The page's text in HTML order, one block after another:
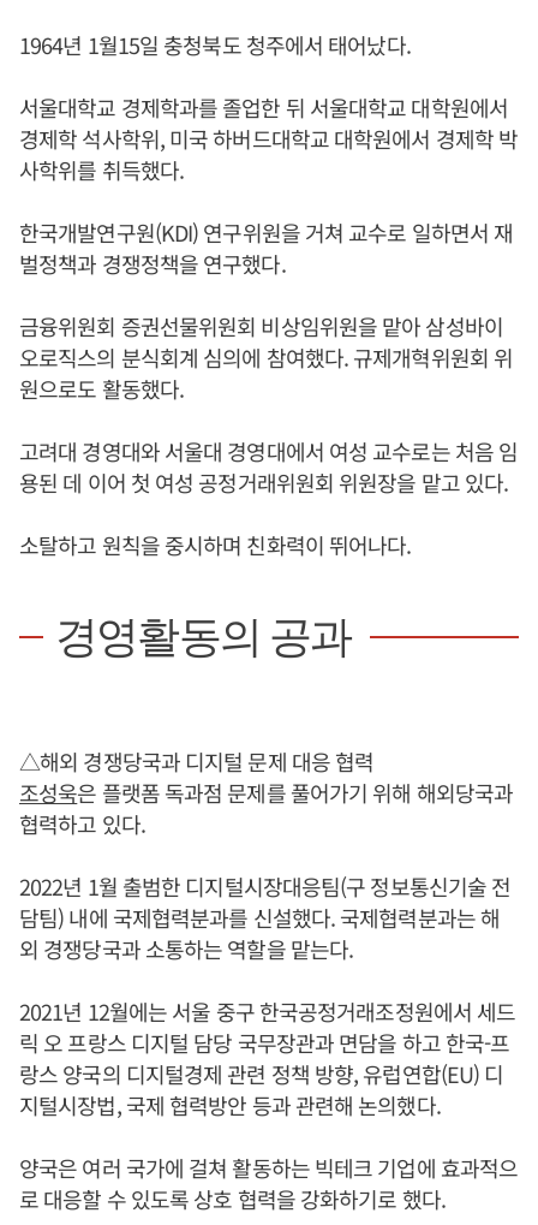
1964년 1월15일 충청북도 청주에서 태어났다.
서울대학교 경제학과를 졸업한 뒤 서울대학교 대학원에서
경제학 석사학위, 미국 하버드대학교 대학원에서 경제학 박
사학위를 취득했다.
한국개발연구원(KDI) 연구위원을 거쳐 교수로 일하면서 재
벌정책과 경쟁정책을 연구했다.
금융위원회 증권선물위원회 비상임위원을 맡아 삼성바이
오로직스의 분식회계 심의에 참여했다. 규제개혁위원회 위
원으로도 활동했다.
고려대 경영대와 서울대 경영대에서 여성 교수로는 처음 임
용된 데 이어 첫 여성 공정거래위원회 위원장을 맡고 있다.
소탈하고 원칙을 중시하며 친화력이 뛰어나다.
경영활동의 공과
△해외 경쟁당국과 디지털 문제 대응 협력
조성욱은 플랫폼 독과점 문제를 풀어가기 위해 해외당국과
협력하고 있다.
2022년 1월 출범한 디지털시장대응팀(구 정보통신기술 전
담팀) 내에 국제협력분과를 신설했다. 국제협력분과는 해
외 경쟁당국과 소통하는 역할을 맡는다.
2021년 12월에는 서울 중구 한국공정거래조정원에서 세드
릭 오 프랑스 디지털 담당 국무장관과 면담을 하고 한국-프
랑스 양국의 디지털경제 관련 정책 방향, 유럽연합(EU) 디
지털시장법, 국제 협력방안 등과 관련해 논의했다.
양국은 여러 국가에 걸쳐 활동하는 빅테크 기업에 효과적으
로 대응할 수 있도록 상호 협력을 강화하기로 했다.